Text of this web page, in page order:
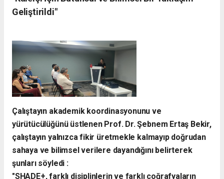
Geliştirildi"
​Çalıştayın akademik koordinasyonunu ve
yürütücülüğünü üstlenen Prof. Dr. Şebnem Ertaş Bekir,
çalıştayın yalnızca fikir üretmekle kalmayıp doğrudan
sahaya ve bilimsel verilere dayandığını belirterek
şunları söyledi :
​"SHADE+, farklı disiplinlerin ve farklı coğrafyaların